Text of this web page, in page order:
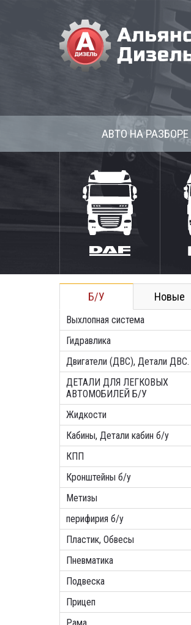
АВТО НА РАЗБОРЕ
Б/У Новые
Выхлопная система
Гидравлика
Двигатели (ДВС), Детали ДВС.
ДЕТАЛИ ДЛЯ ЛЕГКОВЫХ
АВТОМОБИЛЕЙ Б/У
Жидкости
Кабины, Детали кабин б/у
КПП
Кронштейны б/у
Метизы
перифирия б/у
Пластик, Обвесы
Пневматика
Подвеска
Прицеп